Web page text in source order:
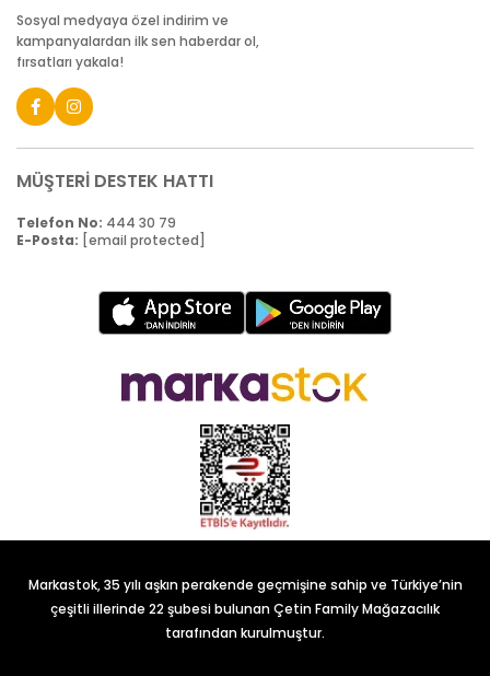
Sosyal medyaya özel indirim ve
kampanyalardan ilk sen haberdar ol,
fırsatları yakala!
MÜŞTERİ DESTEK HATTI
Telefon No: 444 30 79
E-Posta: [email protected]
Markastok, 35 yılı aşkın perakende geçmişine sahip ve Türkiye’nin
çeşitli illerinde 22 şubesi bulunan Çetin Family Mağazacılık
tarafından kurulmuştur.